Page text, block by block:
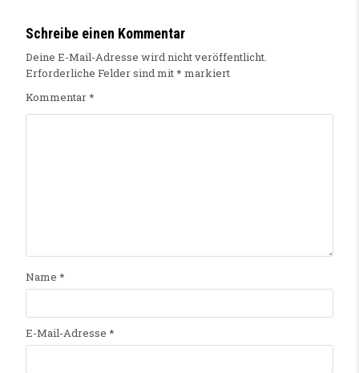
Schreibe einen Kommentar
Deine E-Mail-Adresse wird nicht veröffentlicht.
Erforderliche Felder sind mit* markiert
Kommentar*
Name *
E-Mail-Adresse *